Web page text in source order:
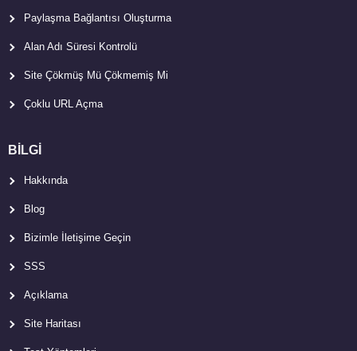
Paylaşma Bağlantısı Oluşturma
Alan Adı Süresi Kontrolü
Site Çökmüş Mü Çökmemiş Mi
Çoklu URL Açma
BİLGİ
Hakkında
Blog
Bizimle İletişime Geçin
SSS
Açıklama
Site Haritası